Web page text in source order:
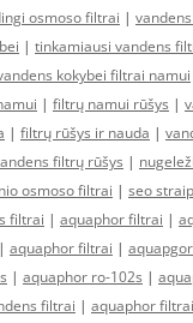
osmoso filtrai |
| tinkamiausi vandens
kokybei filtrai namui
| filtrų namui rūšys |
| filtrų rūšys ir nauda |
filtrų rūšys |
osmoso filtrai | seo
filtrai | aquaphor filtrai |
| aquaphor filtrai |
| aquaphor ro-102s |
filtrai | aquaphor filtrai